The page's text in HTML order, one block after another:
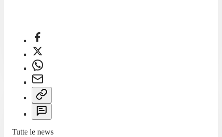
Tutte le news